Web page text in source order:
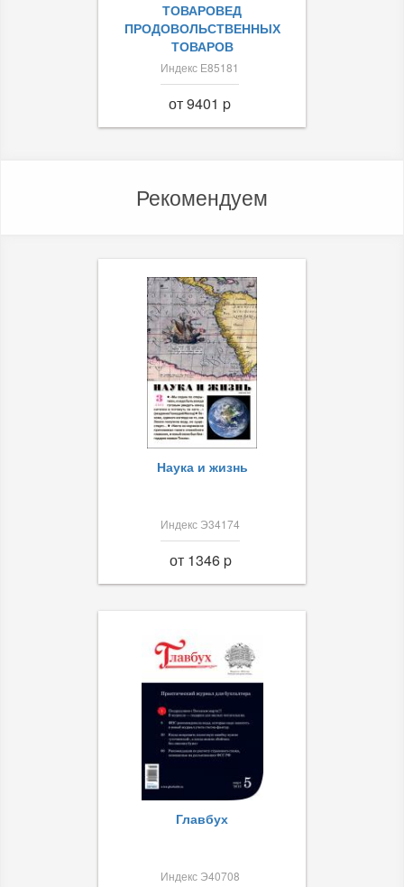
ТОВАРОВЕД
ПРОДОВОЛЬСТВЕННЫХ
ТОВАРОВ
Индекс Е85181
от 9401 p
Рекомендуем
Наука и жизнь
Индекс Э34174
от 1346 p
Главбух
Индекс Э40708